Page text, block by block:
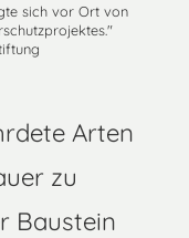
sich vor Ort von
Arten
zu
Baustein